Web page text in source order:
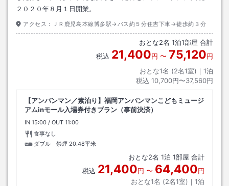
２０２０年８月１日開業。
アクセス： ＪＲ鹿児島本線博多駅→バス約５分住吉下車→徒歩約３分
おとな2名 1泊1部屋 合計
税込 21,400円 〜 75,120円
おとな1名 (2名1室)｜ 1泊
税込 10,700円〜37,560円
【アンパンマン／素泊り】福岡アンパンマンこどもミュージ
アムinモール入場券付きプラン（事前決済）
IN チェックイン
15:00 / OUT チェックアウト
11:00
食事なし
ダブル 禁煙 20.48平米
おとな2名 1泊 1部屋 合計
税込 21,400円 〜 64,400円
おとな1名 (2名1室)｜ 1泊